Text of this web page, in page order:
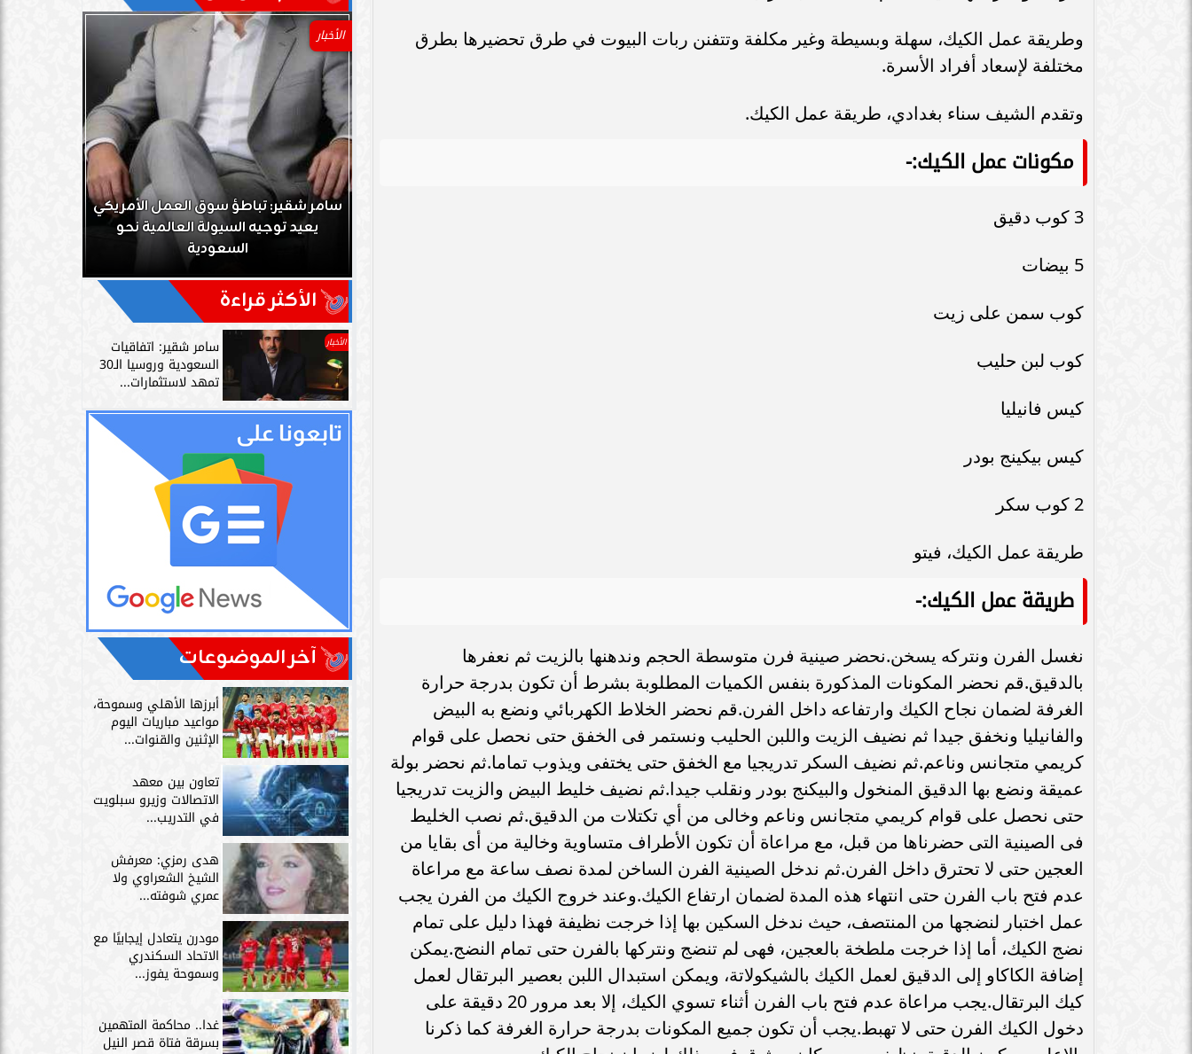
وطريقة عمل الكيك، سهلة وبسيطة وغير مكلفة وتتفنن ربات البيوت في طرق تحضيرها بطرق
مختلفة لإسعاد أفراد الأسرة.
وتقدم الشيف سناء بغدادي، طريقة عمل الكيك.
مكونات عمل الكيك:-
3 كوب دقيق
5 بيضات
كوب سمن على زيت
كوب لبن حليب
كيس فانيليا
كيس بيكينج بودر
2 كوب سكر
طريقة عمل الكيك، فيتو
طريقة عمل الكيك:-
نغسل الفرن ونتركه يسخن.نحضر صينية فرن متوسطة الحجم وندهنها بالزيت ثم نعفرها
بالدقيق.قم نحضر المكونات المذكورة بنفس الكميات المطلوبة بشرط أن تكون بدرجة حرارة
الغرفة لضمان نجاح الكيك وارتفاعه داخل الفرن.قم نحضر الخلاط الكهربائي ونضع به البيض
والفانيليا ونخفق جيدا ثم نضيف الزيت واللبن الحليب ونستمر فى الخفق حتى نحصل على قوام
كريمي متجانس وناعم.ثم نضيف السكر تدريجيا مع الخفق حتى يختفى ويذوب تماما.ثم نحضر بولة
عميقة ونضع بها الدقيق المنخول والبيكنج بودر ونقلب جيدا.ثم نضيف خليط البيض والزيت تدريجيا
حتى نحصل على قوام كريمي متجانس وناعم وخالى من أي تكتلات من الدقيق.ثم نصب الخليط
فى الصينية التى حضرناها من قبل، مع مراعاة أن تكون الأطراف متساوية وخالية من أى بقايا من
العجين حتى لا تحترق داخل الفرن.ثم ندخل الصينية الفرن الساخن لمدة نصف ساعة مع مراعاة
عدم فتح باب الفرن حتى انتهاء هذه المدة لضمان ارتفاع الكيك.وعند خروج الكيك من الفرن يجب
عمل اختبار لنضجها من المنتصف، حيث ندخل السكين بها إذا خرجت نظيفة فهذا دليل على تمام
نضج الكيك، أما إذا خرجت ملطخة بالعجين، فهى لم تنضج ونتركها بالفرن حتى تمام النضج.يمكن
إضافة الكاكاو إلى الدقيق لعمل الكيك بالشيكولاتة، ويمكن استبدال اللبن بعصير البرتقال لعمل
كيك البرتقال.يجب مراعاة عدم فتح باب الفرن أثناء تسوي الكيك، إلا بعد مرور 20 دقيقة على
دخول الكيك الفرن حتى لا تهبط.يجب أن تكون جميع المكونات بدرجة حرارة الغرفة كما ذكرنا
سامر شقير: اتفاقيات السعودية وروسيا
الـ30 تمهد لاستثمارات استراتيجية واعدة
الأخبار
سامر شقير: تباطؤ سوق العمل الأمريكي
يعيد توجيه السيولة العالمية نحو
السعودية
الأكثر قراءة
الأخبار سامر شقير: اتفاقيات
السعودية وروسيا الـ30
تمهد لاستثمارات...
آخر الموضوعات
أبرزها الأهلي وسموحة،
مواعيد مباريات اليوم
الإثنين والقنوات...
تعاون بين معهد
الاتصالات وزيرو سبلويت
في التدريب...
هدى رمزي: معرفش
الشيخ الشعراوي ولا
عمري شوفته...
مودرن يتعادل إيجابيًا مع
الاتحاد السكندري
وسموحة يفوز...
غدا.. محاكمة المتهمين
بسرقة فتاة قصر النيل